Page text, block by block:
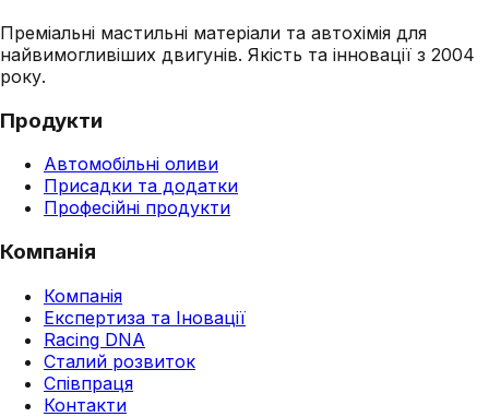
Преміальні мастильні матеріали та автохімія для
найвимогливіших двигунів. Якість та інновації з 2004
року.
Продукти
Автомобільні оливи
Присадки та додатки
Професійні продукти
Компанія
Компанія
Експертиза та Іновації
Racing DNA
Сталий розвиток
Співпраця
Контакти